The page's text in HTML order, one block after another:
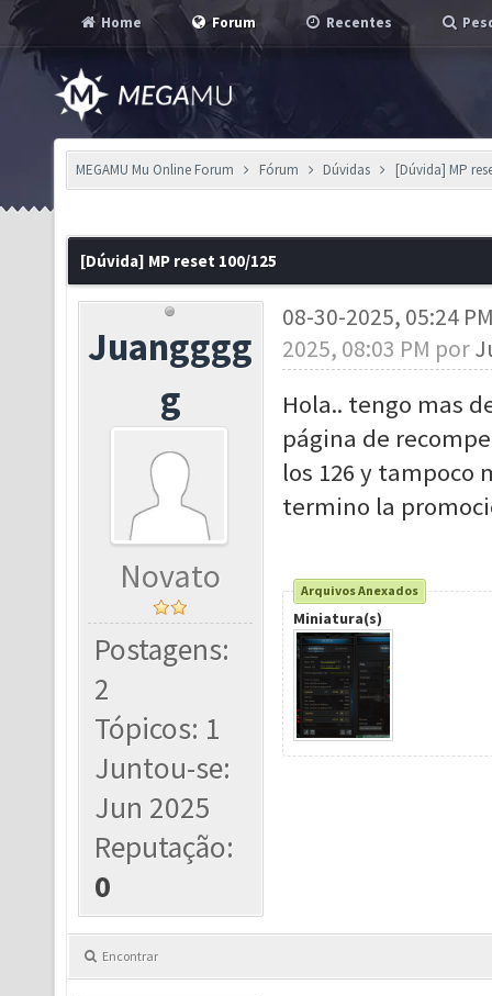
Home Forum Recentes
MEGAMU Mu Online Forum Fórum Dúvidas [Dúvida] MP
[Dúvida] MP reset 100/125
Juangggg
g
Novato
Postagens:
2
Tópicos: 1
Juntou-se:
Jun 2025
Reputação:
0
08-30-2025, 05:24
2025, 08:03 PM por
Hola.. tengo mas
página de
los 126 y tampoco
termino la
Arquivos Anexados
Miniatura(s)
Encontrar